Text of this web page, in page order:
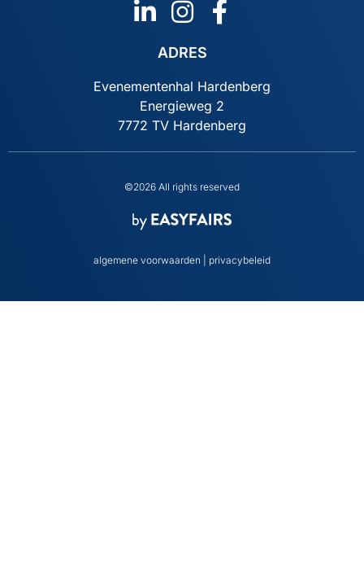
ADRES
Evenementenhal Hardenberg
Energieweg 2
7772 TV Hardenberg
©2026 All rights reserved
algemene voorwaarden privacybeleid